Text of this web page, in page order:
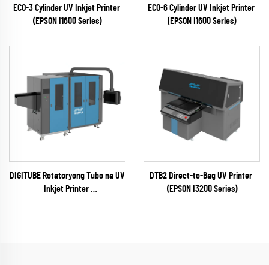
ECO-3 Cylinder UV Inkjet Printer
(EPSON I1600 Series)
ECO-6 Cylinder UV Inkjet Printer
(EPSON I1600 Series)
DIGITUBE Rotatoryong Tubo na UV
Inkjet Printer
DTB2 Direct-to-Bag UV Printer
(EPSON I3200 Series)